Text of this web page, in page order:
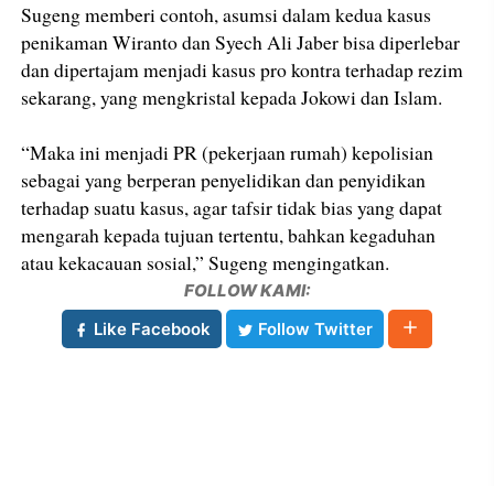
Sugeng memberi contoh, asumsi dalam kedua kasus
penikaman Wiranto dan Syech Ali Jaber bisa diperlebar
dan dipertajam menjadi kasus pro kontra terhadap rezim
sekarang, yang mengkristal kepada Jokowi dan Islam.
“Maka ini menjadi PR (pekerjaan rumah) kepolisian
sebagai yang berperan penyelidikan dan penyidikan
terhadap suatu kasus, agar tafsir tidak bias yang dapat
mengarah kepada tujuan tertentu, bahkan kegaduhan
atau kekacauan sosial,” Sugeng mengingatkan.
FOLLOW KAMI:
Like Facebook
Follow Twitter